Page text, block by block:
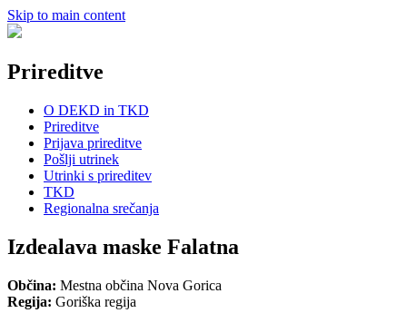
Skip to main content
Prireditve
O DEKD in TKD
Prireditve
Prijava prireditve
Pošlji utrinek
Utrinki s prireditev
TKD
Regionalna srečanja
Izdealava maske Falatna
Občina: Mestna občina Nova Gorica
Regija: Goriška regija